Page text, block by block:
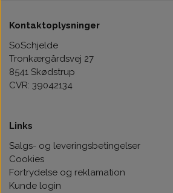
Kontaktoplysninger
SoSchjelde
Tronkærgårdsvej 27
8541 Skødstrup
CVR: 39042134
Links
Salgs- og leveringsbetingelser
Cookies
Fortrydelse og reklamation
Kunde login